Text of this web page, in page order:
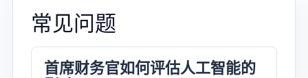
常见问题
首席财务官如何评估人工智能的